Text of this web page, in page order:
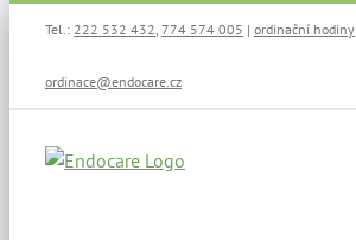
Tel.: 222 532 432, 774 574 005 | ordinační hodiny
ordinace@endocare.cz